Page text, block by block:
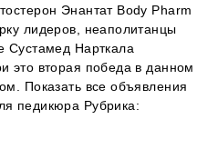
Энантат Body Pharm
лидеров, неаполитанцы
Сустамед Нарткала
это вторая победа в данном
Показать все объявления
педикюра Рубрика: